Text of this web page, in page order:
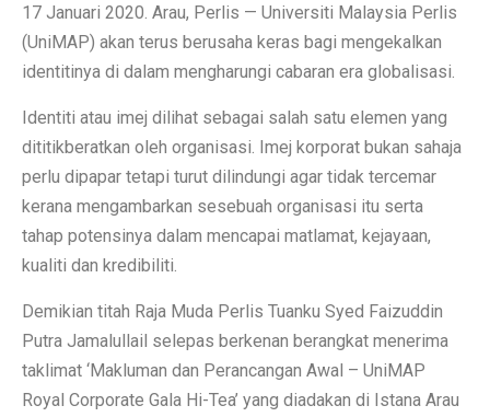
17 Januari 2020. Arau, Perlis — Universiti Malaysia Perlis
(UniMAP) akan terus berusaha keras bagi mengekalkan
identitinya di dalam mengharungi cabaran era globalisasi.
Identiti atau imej dilihat sebagai salah satu elemen yang
dititikberatkan oleh organisasi. Imej korporat bukan sahaja
perlu dipapar tetapi turut dilindungi agar tidak tercemar
kerana mengambarkan sesebuah organisasi itu serta
tahap potensinya dalam mencapai matlamat, kejayaan,
kualiti dan kredibiliti.
Demikian titah Raja Muda Perlis Tuanku Syed Faizuddin
Putra Jamalullail selepas berkenan berangkat menerima
taklimat ‘Makluman dan Perancangan Awal – UniMAP
Royal Corporate Gala Hi-Tea’ yang diadakan di Istana Arau